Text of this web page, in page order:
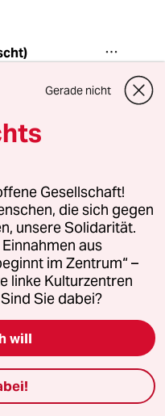
schmidt:
über Tiere,
Nachfolger
noch viel
scheint, als in X-
eine
"Ole - Allah(s
schmidt:
oder was?
Gerade nicht
Gesellschaft!
die sich gegen
unsere Solidarität.
aus
im Zentrum“ –
linke Kulturzentren
Sie dabei?
will